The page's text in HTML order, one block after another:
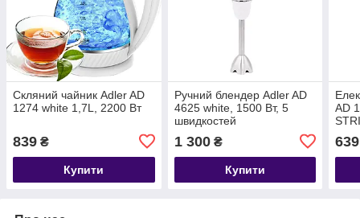
Скляний чайник Adler AD
1274 white 1,7L, 2200 Вт
839 ₴
Купити
Ручний блендер Adler AD
4625 white, 1500 Вт, 5
швидкостей
1 300₴
Купити
AD
639